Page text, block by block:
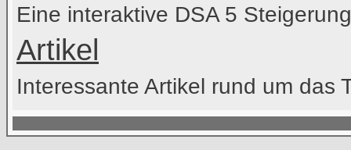
Eine interaktive DSA 5
Artikel
Interessante Artikel rund um das